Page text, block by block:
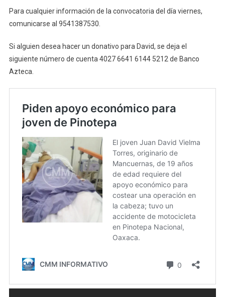
Para cualquier información de la convocatoria del día viernes,
comunicarse al 9541387530.
Si alguien desea hacer un donativo para David, se deja el
siguiente número de cuenta 4027 6641 6144 5212 de Banco
Azteca.